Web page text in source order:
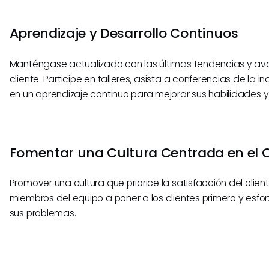
Aprendizaje y Desarrollo Continuos
Manténgase actualizado con las últimas tendencias y
cliente. Participe en talleres, asista a conferencias de la
en un aprendizaje continuo para mejorar sus habilidades
Fomentar una Cultura Centrada en el
Promover una cultura que priorice la satisfacción del
miembros del equipo a poner a los clientes primero y
sus problemas.